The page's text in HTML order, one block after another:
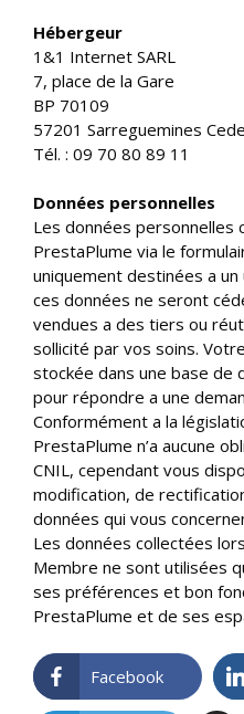
Hébergeur
1&1 Internet SARL
7, place de la Gare
BP 70109
57201 Sarreguemines
Tél. : 09 70 80 89 11
Données personnelles
Les données personnelles
PrestaPlume via le
uniquement destinées а un
ces données ne seront
vendues а des tiers ou
sollicité par vos soins.
stockée dans une base de
pour répondre а une
Conformément а la
PrestaPlume n’a aucune
CNIL, cependant vous
modification, de
données qui vous
Les données collectées
Membre ne sont utilisées
ses préférences et bon
PrestaPlume et de ses
Facebook